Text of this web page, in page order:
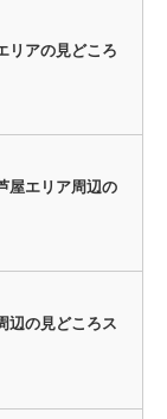
リアの見どころ
屋エリア周辺の
辺の見どころス